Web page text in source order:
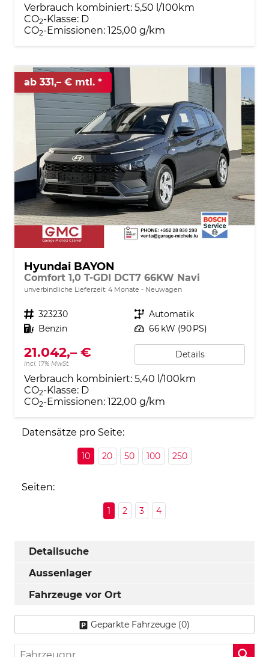
Verbrauch kombiniert: 5,50 l/100km
CO2-Klasse: D
CO2-Emissionen: 125,00 g/km
ab 331,– € mtl.
Hyundai BAYON
Comfort 1,0 T-GDI DCT7 66KW Navi
unverbindliche Lieferzeit: 4 Monate Neuwagen
Fahrzeugnr. 323230 Getriebe Automatik
Kraftstoff Benzin Leistung 66 kW (90 PS)
21.042,– €
incl. 17% MwSt.
Details
Verbrauch kombiniert: 5,40 l/100km
CO2-Klasse: D
CO2-Emissionen: 122,00 g/km
Datensätze pro Seite:
10 20 50 100 250
Seiten:
1 2 3 4
Detailsuche
Aussenlager
Fahrzeuge vor Ort
Geparkte Fahrzeuge (0)
Fahrzeugnr.